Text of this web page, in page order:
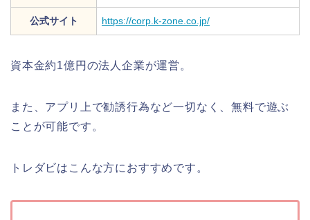
公式サイト https://corp.k-zone.co.jp/
資本金約1億円の法人企業が運営。
また、アプリ上で勧誘行為など一切なく、無料で遊ぶ
ことが可能です。
トレダビはこんな方におすすめです。